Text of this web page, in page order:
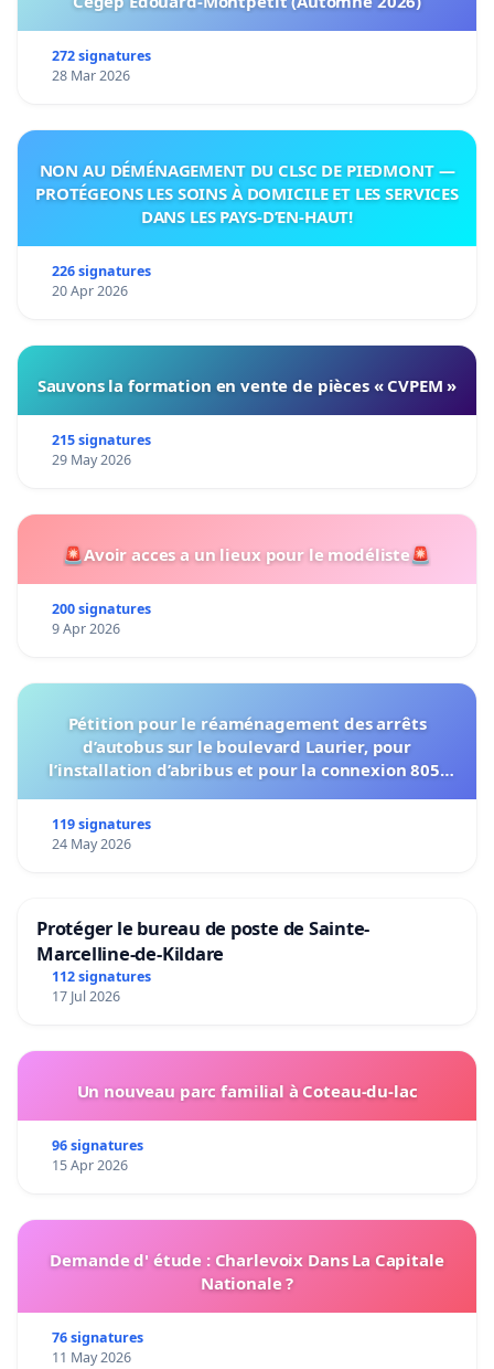
272 signatures
28 Mar 2026
NON AU DÉMÉNAGEMENT DU CLSC DE PIEDMONT —
PROTÉGEONS LES SOINS À DOMICILE ET LES SERVICES
DANS LES PAYS-D’EN-HAUT!
226 signatures
20 Apr 2026
Sauvons la formation en vente de pièces « CVPEM »
215 signatures
29 May 2026
🚨Avoir acces a un lieux pour le modéliste🚨
200 signatures
9 Apr 2026
Pétition pour le réaménagement des arrêts
d’autobus sur le boulevard Laurier, pour
l’installation d’abribus et pour la connexion 805-
119 signatures
24 May 2026
Protéger le bureau de poste de Sainte-
Marcelline-de-Kildare
112 signatures
17 Jul 2026
Un nouveau parc familial à Coteau-du-lac
96 signatures
15 Apr 2026
Demande d' étude : Charlevoix Dans La Capitale
Nationale ?
76 signatures
11 May 2026